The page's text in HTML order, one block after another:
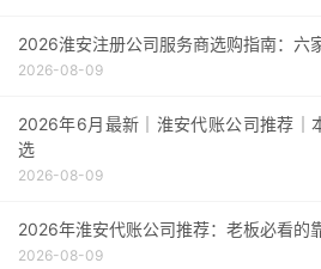
2026淮安注册公司服务商选购指南：六
2026-08-09
2026年6月最新｜淮安代账公司推荐｜
选
2026-08-09
2026年淮安代账公司推荐：老板必看的
2026-08-09